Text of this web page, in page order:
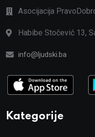
Asocijacija
Habibe Stočević 13,
info@ljudski.ba
Kategorije